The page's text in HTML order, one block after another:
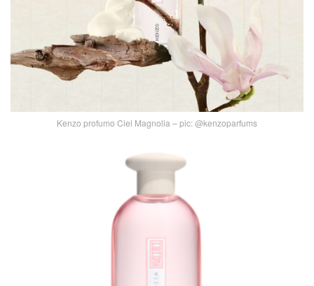
Kenzo profumo Ciel Magnolia – pic: @kenzoparfums